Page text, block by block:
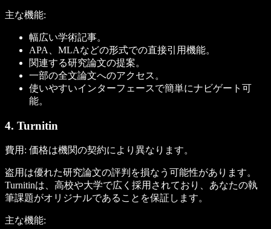
主な機能:
幅広い学術記事。
APA、MLAなどの形式での直接引用機能。
関連する研究論文の提案。
一部の全文論文へのアクセス。
使いやすいインターフェースで簡単にナビゲート可
能。
4. Turnitin
費用: 価格は機関の契約により異なります。
盗用は優れた研究論文の評判を損なう可能性があります。
Turnitinは、高校や大学で広く採用されており、あなたの執
筆課題がオリジナルであることを保証します。
主な機能: